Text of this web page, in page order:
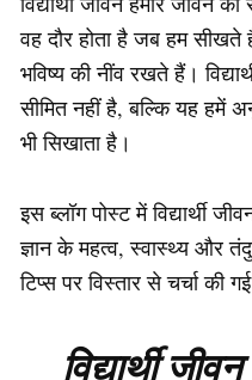
वह दौर होता है जब हम
भविष्य की नींव रखते हैं।
सीमित नहीं है, बल्कि यह हमें
भी सिखाता है।
इस ब्लॉग पोस्ट में विद्यार्थी
ज्ञान के महत्व, स्वास्थ्य और
टिप्स पर विस्तार से चर्चा की
विद्यार्थी